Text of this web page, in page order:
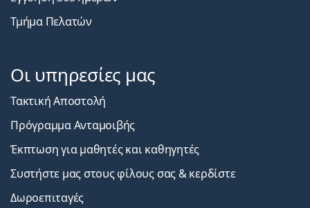
Τμήμα Πελατών
Οι υπηρεσίες μας
Τακτική Αποστολή
Πρόγραμμα Ανταμοιβής
Έκπτωση για μαθητές και καθηγητές
Συστήστε μας στους φίλους σας & κερδίστε
Δωροεπιταγές